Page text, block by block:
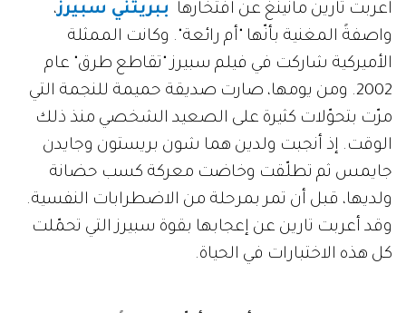
أعربت تارين مانينغ عن افتخارها ببريتني سبيرز،
واصفةً المغنية بأنّها "أم رائعة". وكانت الممثلة
الأميركية شاركت في فيلم سبيرز "تقاطع طرق" عام
2002. ومن يومها، صارت صديقة حميمة للنجمة التي
مرّت بتحوّلات كثيرة على الصعيد الشخصي منذ ذلك
الوقت. إذ أنجبت ولدين هما شون بريستون وجايدن
جايمس ثم تطلّقت وخاضت معركة كسب حضانة
ولديها، قبل أن تمر بمرحلة من الاضطرابات النفسية.
وقد أعربت تارين عن إعجابها بقوة سبيرز التي تحمّلت
كل هذه الاختبارات في الحياة.